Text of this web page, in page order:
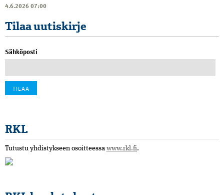
4.6.2026 07:00
Tilaa uutiskirje
Sähköposti
RKL
Tutustu yhdistykseen osoitteessa www.rkl.fi.